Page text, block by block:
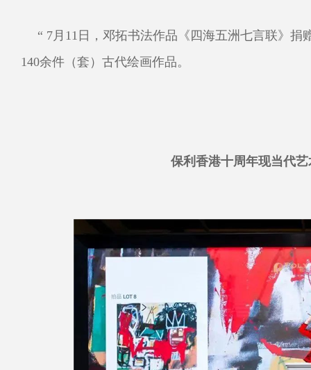
“ 7月11日，邓拓书法作品《四海五洲七言联》
140余件（套）古代绘画作品。
保利香港十周年现当代